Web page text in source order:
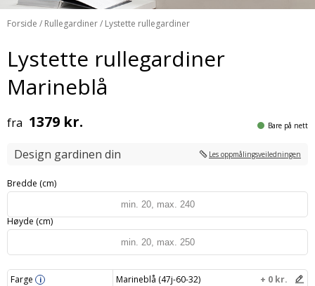
Forside / Rullegardiner/ Lystette rullegardiner
Lystette rullegardiner
Marineblå
fra 1379 kr. Bare på nett
Design gardinen din Les oppmålingsveiledningen
Bredde (cm)
Høyde (cm)
Farge i Marineblå (47j-60-32)
+ 0 kr.